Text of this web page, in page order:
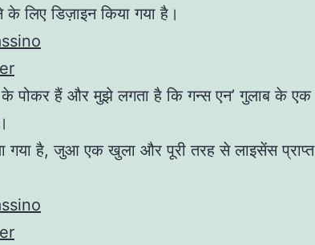
के लिए डिज़ाइन किया गया है।
पोकर हैं और मुझे लगता है कि गन्स एन’ गुलाब के एक
गया है, जुआ एक खुला और पूरी तरह से लाइसेंस प्राप्त